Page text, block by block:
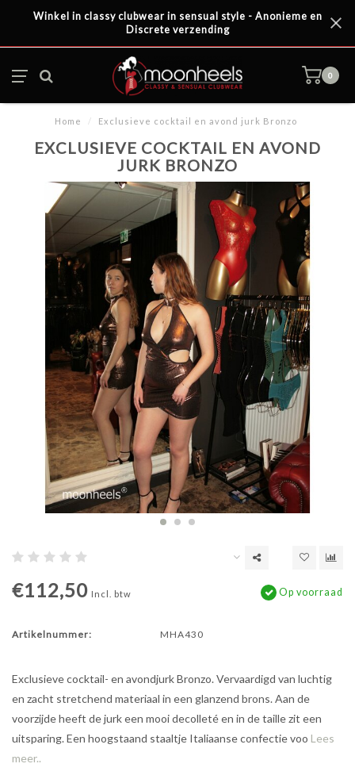
Winkel in classy clubwear in sensual style - Anonieme en
Discrete verzending
0
Home / Exclusieve cocktail en avond jurk Bronzo
EXCLUSIEVE COCKTAIL EN AVOND
JURK BRONZO
€112,50 Incl. btw Op voorraad
Artikelnummer: MHA430
Exclusieve cocktail- en avondjurk Bronzo. Vervaardigd van luchtig
en zacht stretchend materiaal in een glanzend brons. Aan de
voorzijde heeft de jurk een mooi decolleté en in de taille zit een
uitsparing. Een hoogstaand staaltje Italiaanse confectie voo Lees
meer..